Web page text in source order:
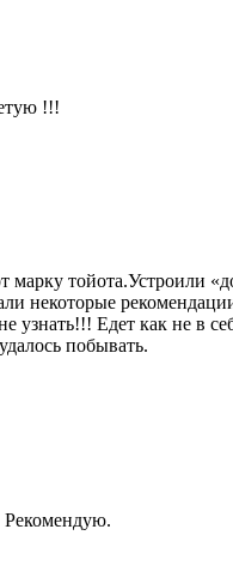
!!!
тойота.Устроили
некоторые
узнать!!! Едет как не в
побывать.
Рекомендую.